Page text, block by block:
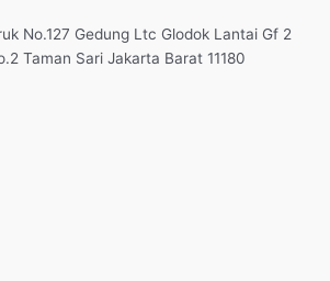
No.127 Gedung Ltc Glodok Lantai Gf 2
Taman Sari Jakarta Barat 11180